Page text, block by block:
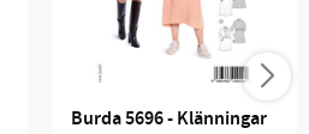
Burda 5696 - Klänningar